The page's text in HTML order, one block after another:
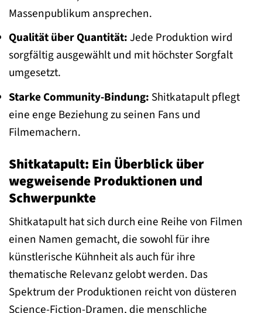
Massenpublikum ansprechen.
Qualität über Quantität:Jede Produktion wird
sorgfältig ausgewählt und mit höchster Sorgfalt
umgesetzt.
Starke Community-Bindung: Shitkatapult pflegt
eine enge Beziehung zu seinen Fans und
Filmemachern.
Shitkatapult: Ein Überblick über
wegweisende Produktionen und
Schwerpunkte
Shitkatapult hat sich durch eine Reihe von Filmen
einen Namen gemacht, die sowohl für ihre
künstlerische Kühnheit als auch für ihre
thematische Relevanz gelobt werden. Das
Spektrum der Produktionen reicht von düsteren
Science-Fiction-Dramen, die menschliche